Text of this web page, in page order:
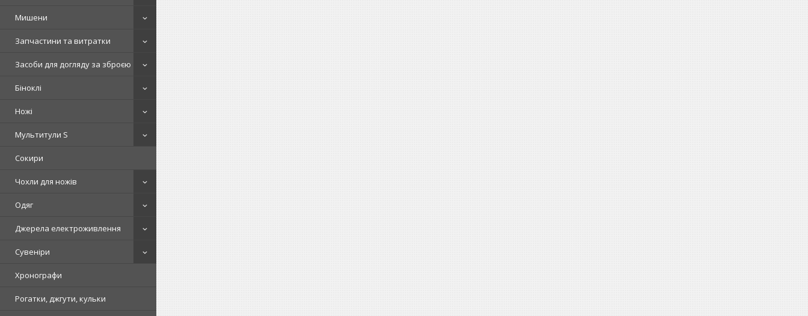
Мишени
Запчастини та витратки
Засоби для догляду за зброєю
Біноклі
Ножі
Мультитули S
Сокири
Чохли для ножів
Одяг
Джерела електроживлення
Сувеніри
Хронографи
Рогатки, джгути, кульки